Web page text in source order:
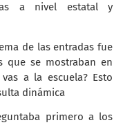
a nivel estatal y
de las entradas fue
que se mostraban en
a la escuela? Esto
dinámica
primero a los